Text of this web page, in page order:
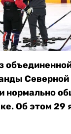
нормально
Об этом 29